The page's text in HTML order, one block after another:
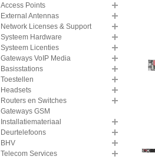
Access Points
External Antennas
Network Licenses & Support
Systeem Hardware
Systeem Licenties
Gateways VoIP Media
Basisstations
Toestellen
Headsets
Routers en Switches
Gateways GSM
Installatiemateriaal
Deurtelefoons
BHV
Telecom Services